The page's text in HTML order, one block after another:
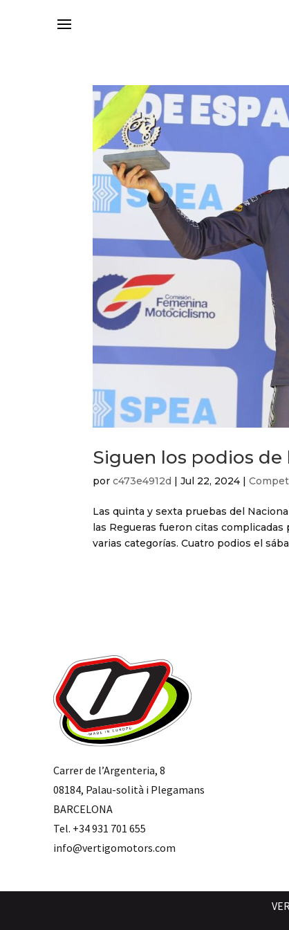
Siguen los podios
porc473e4912d |Jul 22, 2024 |
Las quinta y sexta pruebas del
las Regueras fueron citas
varias categorías. Cuatro podios el
Carrer de l’Argenteria, 8
08184, Palau-solità i Plegamans
BARCELONA
Tel. +34 931 701 655
info@vertigomotors.com